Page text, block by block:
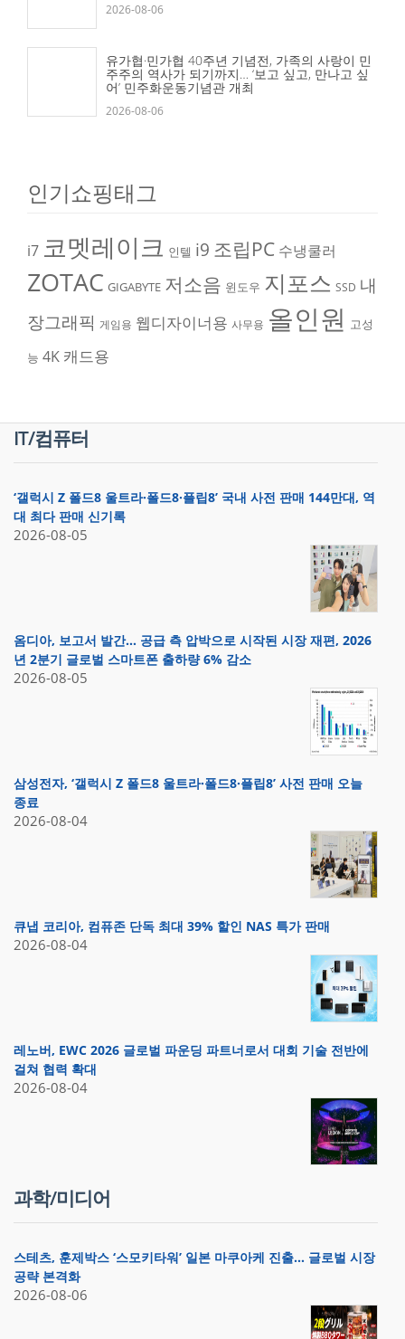
2026-08-06
유가협·민가협 40주년 기념전, 가족의 사랑이 민
주주의 역사가 되기까지… ‘보고 싶고, 만나고 싶
어’ 민주화운동기념관 개최
2026-08-06
인기쇼핑태그
i7 코멧레이크 인텔 i9 조립PC 수냉쿨러
ZOTAC GIGABYTE 저소음 윈도우 지포스 SSD 내
장그래픽 게임용 웹디자이너용 사무용 올인원 고성
능 4K 캐드용
IT/컴퓨터
‘갤럭시 Z 폴드8 울트라·폴드8·플립8’ 국내 사전 판매 144만대, 역
대 최다 판매 신기록
2026-08-05
옴디아, 보고서 발간… 공급 측 압박으로 시작된 시장 재편, 2026
년 2분기 글로벌 스마트폰 출하량 6% 감소
2026-08-05
삼성전자, ‘갤럭시 Z 폴드8 울트라·폴드8·플립8’ 사전 판매 오늘
종료
2026-08-04
큐냅 코리아, 컴퓨존 단독 최대 39% 할인 NAS 특가 판매
2026-08-04
레노버, EWC 2026 글로벌 파운딩 파트너로서 대회 기술 전반에
걸쳐 협력 확대
2026-08-04
과학/미디어
스테츠, 훈제박스 ‘스모키타워’ 일본 마쿠아케 진출… 글로벌 시장
공략 본격화
2026-08-06